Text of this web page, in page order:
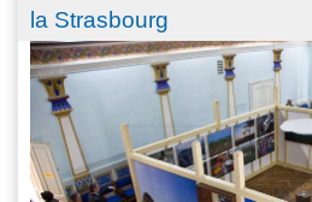
la Strasbourg